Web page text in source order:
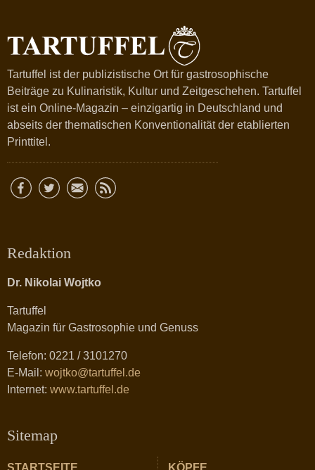
Tartuffel ist der publizistische Ort für gastrosophische
Beiträge zu Kulinaristik, Kultur und Zeitgeschehen. Tartuffel
ist ein Online-Magazin – einzigartig in Deutschland und
abseits der thematischen Konventionalität der etablierten
Printtitel.
Redaktion
Dr. Nikolai Wojtko
Tartuffel
Magazin für Gastrosophie und Genuss
Telefon: 0221 / 3101270
E-Mail: wojtko@tartuffel.de
Internet: www.tartuffel.de
Sitemap
STARTSEITE KÖPFE